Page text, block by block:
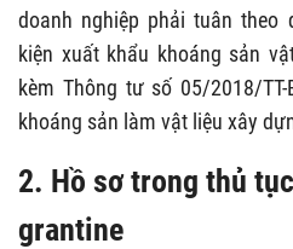
doanh nghiệp phải tuân theo
kiện xuất khẩu khoáng sản
kèm Thông tư số 05/2018/
khoáng sản làm vật liệu xây
2. Hồ sơ trong thủ
grantine